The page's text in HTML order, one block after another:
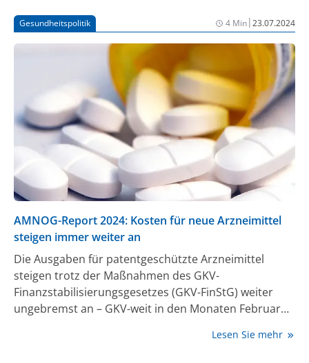
Pharma Daten Deutschland 2023“ hervor. Die
jährliche Analyse bietet einen umfassenden Überblick
über zentrale Aspekte des deutschen
Arzneimittelmarktes, von Umsatz- und
Beschäftigungszahlen bis hin zu Verbrauchertrends
und Informationen zu Kosteneinsparungen im
Gesundheitssystem.
Gesundheitspolitik 4 Min|23.07.2024
AMNOG-Report 2024: Kosten für neue Arzneimittel
steigen immer weiter an
Die Ausgaben für patentgeschützte Arzneimittel
steigen trotz der Maßnahmen des GKV-
Finanzstabilisierungsgesetzes (GKV-FinStG) weiter
ungebremst an – GKV-weit in den Monaten Februar
um 18% auf durchschnittlich 2,54 Milliarden Euro pro
Lesen Sie mehr